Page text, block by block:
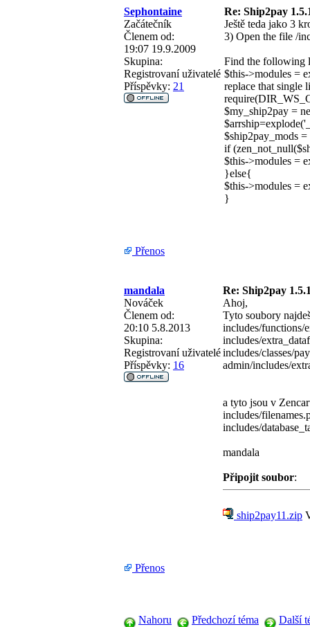
Sephontaine
Re: Ship2pay
Začátečník
Členem od:
19:07 19.9.2009
Skupina:
Registrovaní uživatelé
Příspěvky: 21
Ještě teda jako 3
3) Open the file /
Find the following
$this->modules =
replace that single
$my_ship2pay =
$ship2pay_mods
if
$this->modules =
}else{
$this->modules =
}
Přenos
mandala
Re: Ship2pay
Nováček
Členem od:
20:10 5.8.2013
Skupina:
Registrovaní uživatelé
Příspěvky: 16
Ahoj,
Tyto soubory
includes/functions/
includes/
includes/classes/
admin/includes/
a tyto jsou v
includes/
includes/
mandala
Připojit soubor:
ship2pay11.zip
Přenos
Nahoru Předchozí téma
Další